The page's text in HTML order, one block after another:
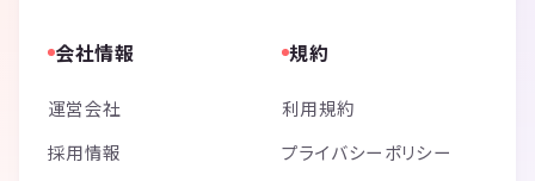
会社情報
運営会社
採用情報
規約
利用規約
プライバシーポリシー